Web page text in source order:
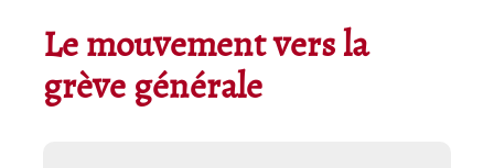
Le mouvement vers la
grève générale